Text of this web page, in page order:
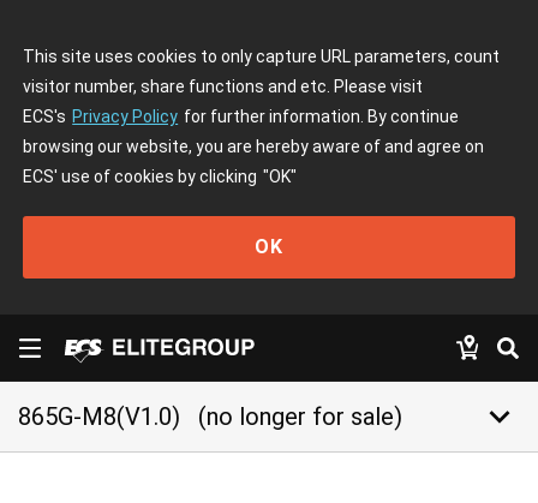
This site uses cookies to only capture URL parameters, count
visitor number, share functions and etc. Please visit
ECS's Privacy Policy for further information. By continue
browsing our website, you are hereby aware of and agree on
ECS' use of cookies by clicking "OK"
OK
865G-M8(V1.0) (no longer for sale) keyboard_arrow_down